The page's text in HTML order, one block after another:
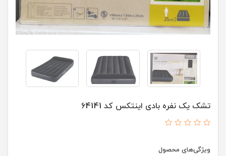
تشک یک نفره بادی اینتکس کد 64141
ویژگی‌های محصول